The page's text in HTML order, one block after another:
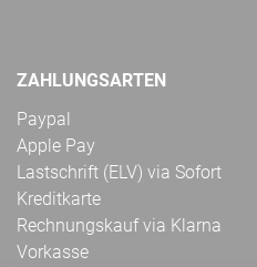
ZAHLUNGSARTEN
Paypal
Apple Pay
Lastschrift (ELV) via Sofort
Kreditkarte
Rechnungskauf via Klarna
Vorkasse